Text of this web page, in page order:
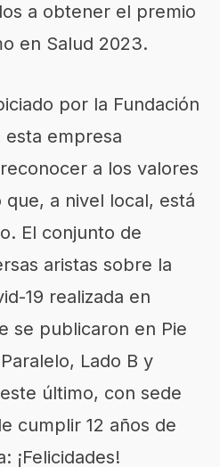
a obtener el premio
en Salud 2023.
por la Fundación
esta empresa
a los valores
a nivel local, está
El conjunto de
aristas sobre la
19 realizada en
se publicaron en Pie
Lado B y
último, con sede
cumplir 12 años de
¡Felicidades!